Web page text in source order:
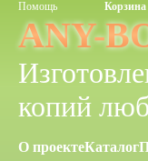
Помощь Корзина
ANY-
копий
О проектеКаталог